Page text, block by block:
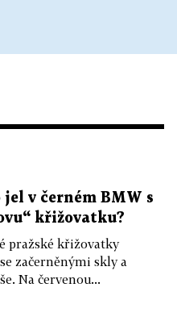
jel v černém BMW s
křižovatku?
pražské křižovatky
začerněnými skly a
Na červenou...